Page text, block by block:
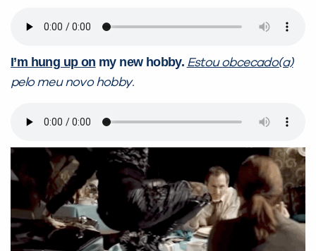
I’m hung up on my new hobby. Estou obcecado(a)
pelo meu novo hobby.